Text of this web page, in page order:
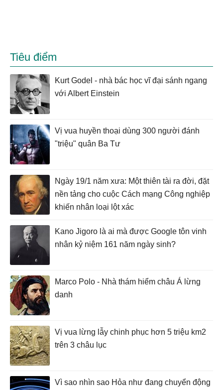
Tiêu điểm
Kurt Godel - nhà bác học vĩ đại sánh ngang
với Albert Einstein
Vị vua huyền thoại dùng 300 người đánh
"triệu" quân Ba Tư
Ngày 19/1 năm xưa: Một thiên tài ra đời, đặt
nền tảng cho cuộc Cách mạng Công nghiệp
khiến nhân loại lột xác
Kano Jigoro là ai mà được Google tôn vinh
nhân kỷ niệm 161 năm ngày sinh?
Marco Polo - Nhà thám hiểm châu Á lừng
danh
Vị vua lừng lẫy chinh phục hơn 5 triệu km2
trên 3 châu lục
Vì sao nhìn sao Hỏa như đang chuyển động